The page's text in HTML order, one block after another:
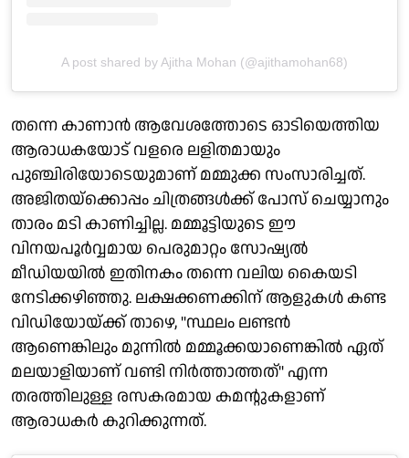
A post shared by Ajitha Mohan (@ajithamohan68)
തന്നെ കാണാൻ ആവേശത്തോടെ ഓടിയെത്തിയ
ആരാധകയോട് വളരെ ലളിതമായും
പുഞ്ചിരിയോടെയുമാണ് മമ്മുക്ക സംസാരിച്ചത്.
അജിതയ്ക്കൊപ്പം ചിത്രങ്ങൾക്ക് പോസ് ചെയ്യാനും
താരം മടി കാണിച്ചില്ല. മമ്മൂട്ടിയുടെ ഈ
വിനയപൂർവ്വമായ പെരുമാറ്റം സോഷ്യൽ
മീഡിയയിൽ ഇതിനകം തന്നെ വലിയ കൈയടി
നേടിക്കഴിഞ്ഞു. ലക്ഷക്കണക്കിന് ആളുകൾ കണ്ട
വിഡിയോയ്ക്ക് താഴെ, "സ്ഥലം ലണ്ടൻ
ആണെങ്കിലും മുന്നിൽ മമ്മൂക്കയാണെങ്കിൽ ഏത്
മലയാളിയാണ് വണ്ടി നിർത്താത്തത്" എന്ന
തരത്തിലുള്ള രസകരമായ കമന്റുകളാണ്
ആരാധകർ കുറിക്കുന്നത്.